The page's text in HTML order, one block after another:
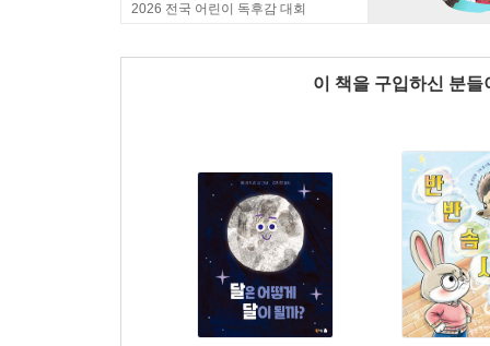
2026 전국 어린이 독후감 대회
이 책을 구입하신 분